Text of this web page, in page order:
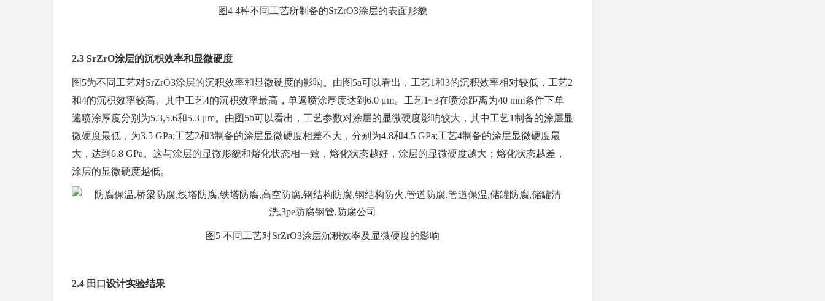
图4 4种不同工艺所制备的SrZrO3涂层的表面形貌
2.3 SrZrO涂层的沉积效率和显微硬度
图5为不同工艺对SrZrO3涂层的沉积效率和显微硬度的影响。由图5a可以看出，工艺1和3的沉积效率相对较低，工艺2
和4的沉积效率较高。其中工艺4的沉积效率最高，单遍喷涂厚度达到6.0 μm。工艺1~3在喷涂距离为40 mm条件下单
遍喷涂厚度分别为5.3,5.6和5.3 μm。由图5b可以看出，工艺参数对涂层的显微硬度影响较大，其中工艺1制备的涂层显
微硬度最低，为3.5 GPa;工艺2和3制备的涂层显微硬度相差不大，分别为4.8和4.5 GPa;工艺4制备的涂层显微硬度最
大，达到6.8 GPa。这与涂层的显微形貌和熔化状态相一致，熔化状态越好，涂层的显微硬度越大；熔化状态越差，
涂层的显微硬度越低。
图5 不同工艺对SrZrO3涂层沉积效率及显微硬度的影响
2.4 田口设计实验结果